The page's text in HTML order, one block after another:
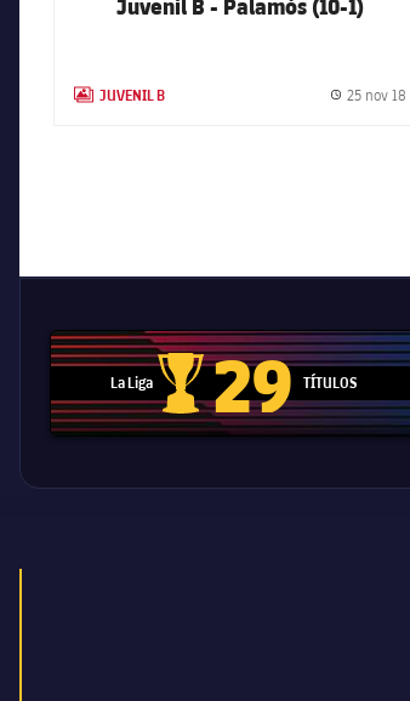
LABEL.ARIA.GALLERY
JUVENIL B 25 nov 18
La Liga
Trofeo de La Liga
29 TÍTULOS